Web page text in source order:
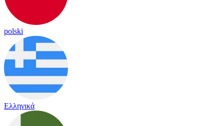
polski
Ελληνικά